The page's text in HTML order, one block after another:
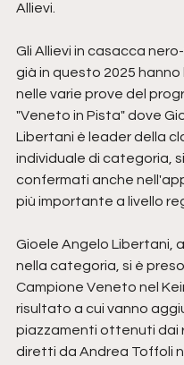
Allievi.
Gli Allievi in casacca
già in questo 2025
nelle varie prove del
"Veneto in Pista" dove
Libertani è leader della
individuale di categoria,
confermati anche
più importante a livello
Gioele Angelo Libertani,
nella categoria, si è
Campione Veneto nel
risultato a cui vanno
piazzamenti ottenuti dai
diretti da Andrea Toffoli